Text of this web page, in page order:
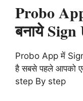
Probo
बनाये Sign
Probo App में
है सबसे पहले आपको
step By step